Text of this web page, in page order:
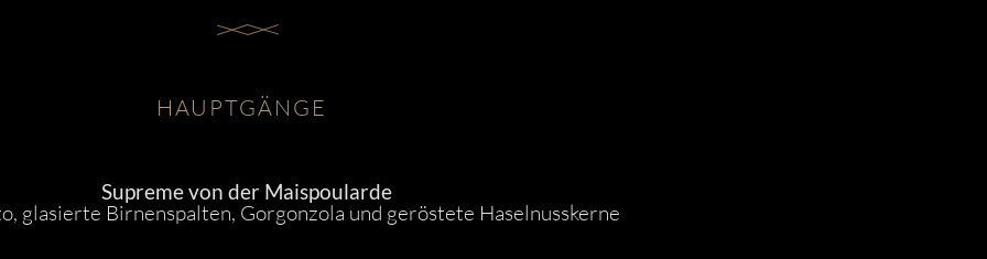
HAUPTGÄNGE
Supreme von der Maispoularde
glasierte Birnenspalten, Gorgonzola und geröstete Haselnusskerne